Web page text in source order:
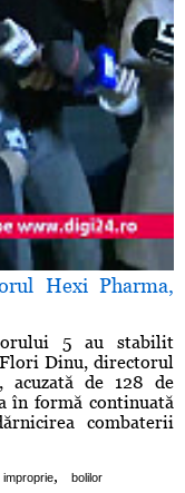
Hexi Pharma,
5 au stabilit
Dinu, directorul
acuzată de 128 de
în formă continuată
combaterii
improprie, bolilor